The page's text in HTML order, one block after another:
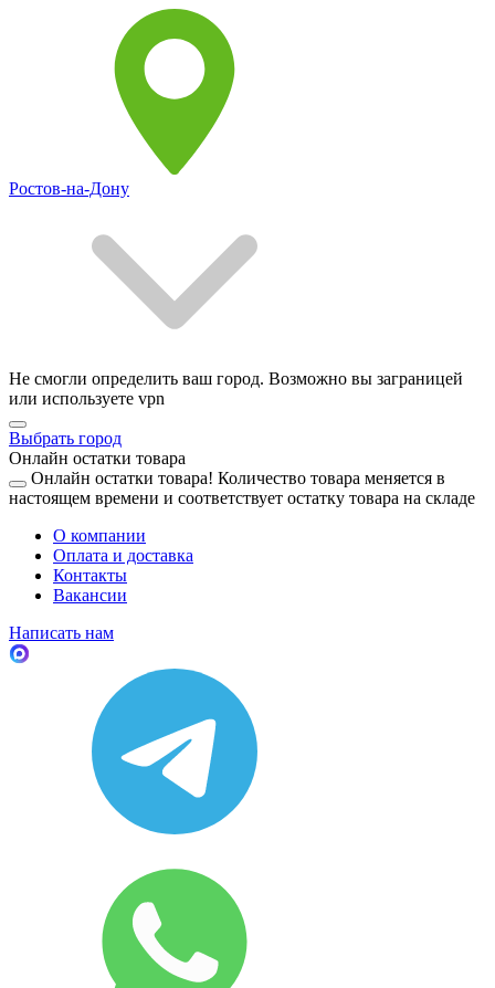
Ростов-на-Дону
Не смогли определить ваш город. Возможно вы заграницей
или используете vpn
Выбрать город
Онлайн остатки товара
Онлайн остатки товара! Количество товара меняется в
настоящем времени и соответствует остатку товара на складе
О компании
Оплата и доставка
Контакты
Вакансии
Написать нам